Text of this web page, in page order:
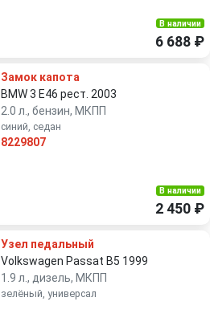
В наличии
6 688 ₽
Замок капота
BMW 3 E46 рест. 2003
2.0 л., бензин, МКПП
синий, седан
8229807
В наличии
2 450 ₽
Узел педальный
Volkswagen Passat B5 1999
1.9 л., дизель, МКПП
зелёный, универсал